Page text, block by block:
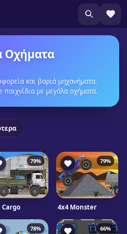
Οχήματα
και βαριά μηχανήματα.
με μεγάλα οχήματα.
79%
Cargo
79%
4x4 Monster
78% 66%